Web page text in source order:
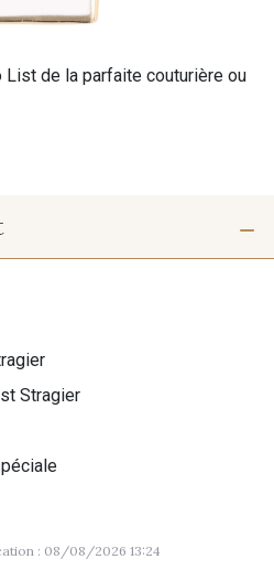
List de la parfaite couturière ou
Stragier
: 08/08/2026 13:24